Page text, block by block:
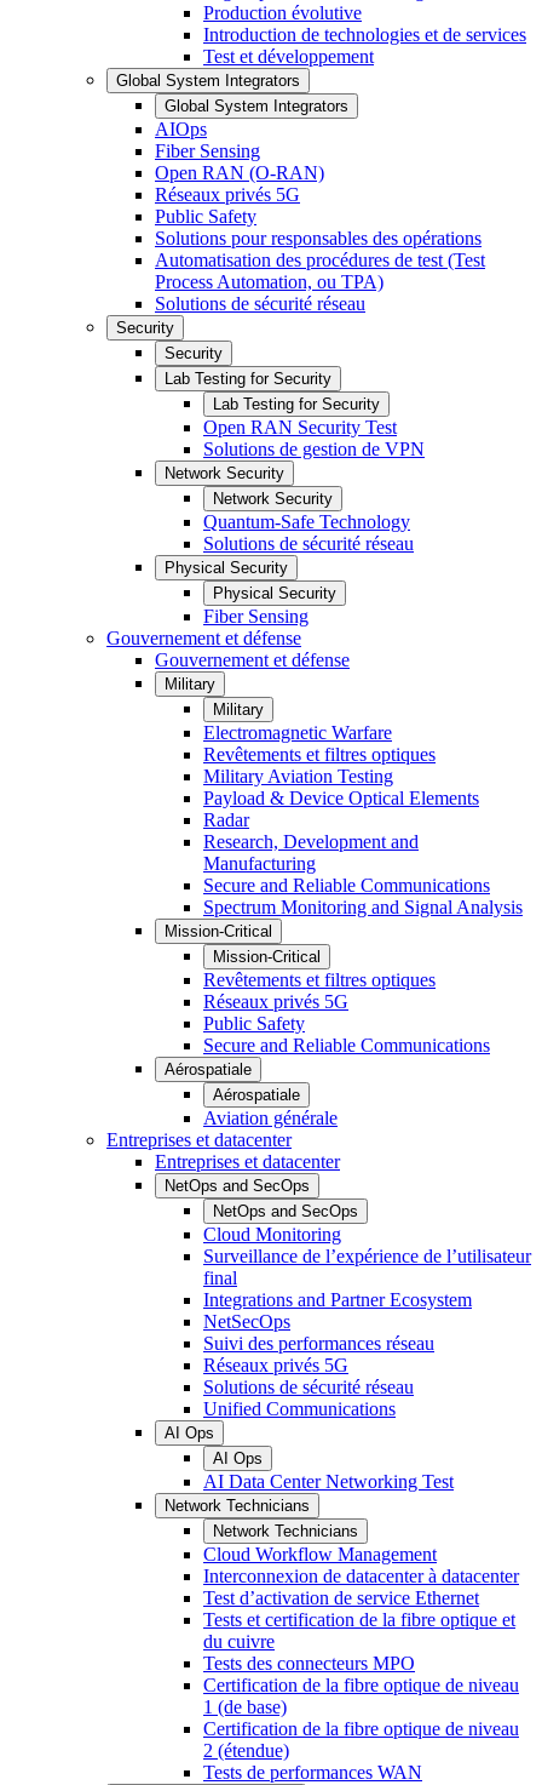
Production évolutive
Introduction de technologies et de services
Test et développement
Global System Integrators
Global System Integrators
AIOps
Fiber Sensing
Open RAN (O-RAN)
Réseaux privés 5G
Public Safety
Solutions pour responsables des opérations
Automatisation des procédures de test (Test
Process Automation, ou TPA)
Solutions de sécurité réseau
Security
Security
Lab Testing for Security
Lab Testing for Security
Open RAN Security Test
Solutions de gestion de VPN
Network Security
Network Security
Quantum-Safe Technology
Solutions de sécurité réseau
Physical Security
Physical Security
Fiber Sensing
Gouvernement et défense
Gouvernement et défense
Military
Military
Electromagnetic Warfare
Revêtements et filtres optiques
Military Aviation Testing
Payload & Device Optical Elements
Radar
Research, Development and
Manufacturing
Secure and Reliable Communications
Spectrum Monitoring and Signal Analysis
Mission-Critical
Mission-Critical
Revêtements et filtres optiques
Réseaux privés 5G
Public Safety
Secure and Reliable Communications
Aérospatiale
Aérospatiale
Aviation générale
Entreprises et datacenter
Entreprises et datacenter
NetOps and SecOps
NetOps and SecOps
Cloud Monitoring
Surveillance de l’expérience de l’utilisateur
final
Integrations and Partner Ecosystem
NetSecOps
Suivi des performances réseau
Réseaux privés 5G
Solutions de sécurité réseau
Unified Communications
AI Ops
AI Ops
AI Data Center Networking Test
Network Technicians
Network Technicians
Cloud Workflow Management
Interconnexion de datacenter à datacenter
Test d’activation de service Ethernet
Tests et certification de la fibre optique et
du cuivre
Tests des connecteurs MPO
Certification de la fibre optique de niveau
1 (de base)
Certification de la fibre optique de niveau
2 (étendue)
Tests de performances WAN